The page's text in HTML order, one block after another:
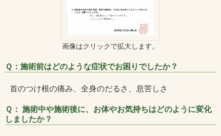
画像はクリックで拡大します。
Ｑ：施術前はどのような症状でお困りでしたか？
首のつけ根の痛み、全身のだるさ、息苦しさ
Ｑ： 施術中や施術後に、お体やお気持ちはどのように変化
しましたか？